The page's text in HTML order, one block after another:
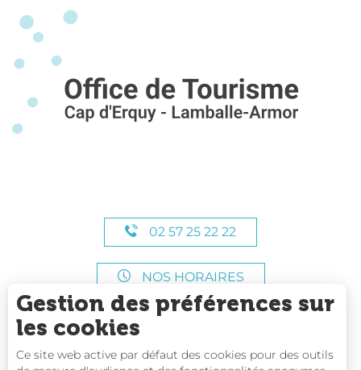
02 57 25 22 22
NOS HORAIRES
Gestion des préférences sur
les cookies
Ce site web active par défaut des cookies pour des outils